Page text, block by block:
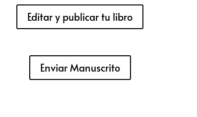
Editar y publicar tu libro
Enviar Manuscrito